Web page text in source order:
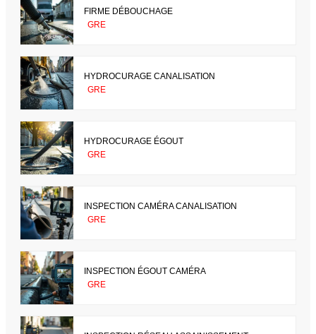
FIRME DÉBOUCHAGE
GRE
HYDROCURAGE CANALISATION
GRE
HYDROCURAGE ÉGOUT
GRE
INSPECTION CAMÉRA CANALISATION
GRE
INSPECTION ÉGOUT CAMÉRA
GRE